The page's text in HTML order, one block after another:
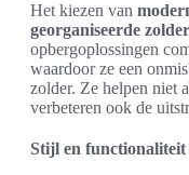
Het kiezen van
georganiseerde zolder
opbergoplossingen
waardoor ze een
zolder. Ze helpen niet
verbeteren ook de
Stijl en functionaliteit